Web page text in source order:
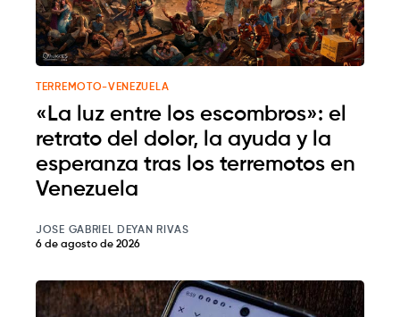
TERREMOTO-VENEZUELA
«La luz entre los escombros»: el
retrato del dolor, la ayuda y la
esperanza tras los terremotos en
Venezuela
JOSE GABRIEL DEYAN RIVAS
6 de agosto de 2026